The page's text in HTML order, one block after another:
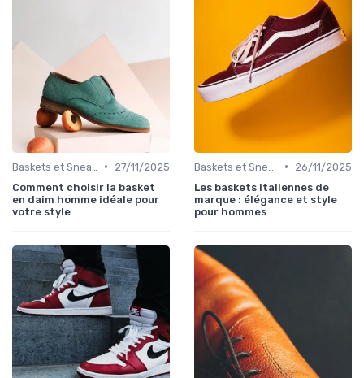
•
27/11/2025
Comment choisir la basket
en daim homme idéale pour
votre style
•
26/11/2025
Les baskets italiennes de
marque : élégance et style
pour hommes